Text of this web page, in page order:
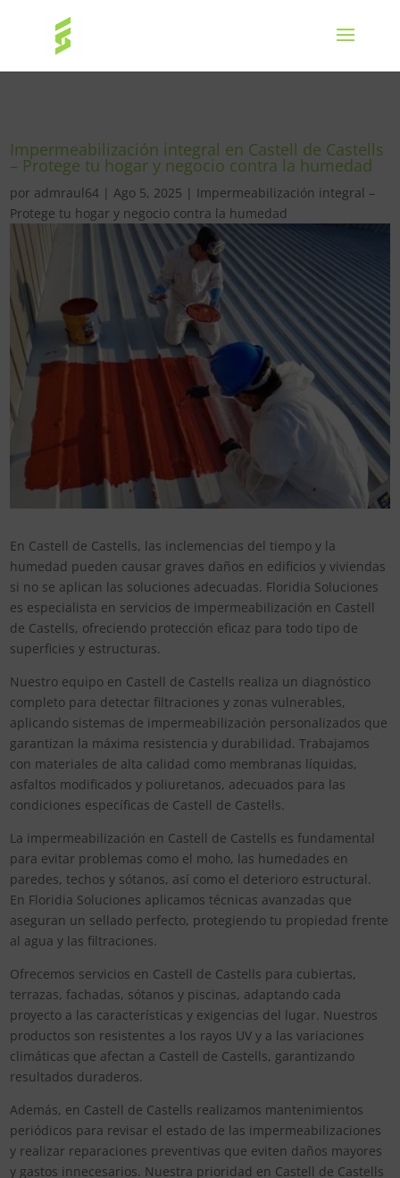
Impermeabilización integral en Castell de Castells
– Protege tu hogar y negocio contra la humedad
por admraul64 |Ago 5, 2025 | Impermeabilización integral –
Protege tu hogar y negocio contra la humedad
En Castell de Castells, las inclemencias del tiempo y la
humedad pueden causar graves daños en edificios y viviendas
si no se aplican las soluciones adecuadas. Floridia Soluciones
es especialista en servicios de impermeabilización en Castell
de Castells, ofreciendo protección eficaz para todo tipo de
superficies y estructuras.
Nuestro equipo en Castell de Castells realiza un diagnóstico
completo para detectar filtraciones y zonas vulnerables,
aplicando sistemas de impermeabilización personalizados que
garantizan la máxima resistencia y durabilidad. Trabajamos
con materiales de alta calidad como membranas líquidas,
asfaltos modificados y poliuretanos, adecuados para las
condiciones específicas de Castell de Castells.
La impermeabilización en Castell de Castells es fundamental
para evitar problemas como el moho, las humedades en
paredes, techos y sótanos, así como el deterioro estructural.
En Floridia Soluciones aplicamos técnicas avanzadas que
aseguran un sellado perfecto, protegiendo tu propiedad frente
al agua y las filtraciones.
Ofrecemos servicios en Castell de Castells para cubiertas,
terrazas, fachadas, sótanos y piscinas, adaptando cada
proyecto a las características y exigencias del lugar. Nuestros
productos son resistentes a los rayos UV y a las variaciones
climáticas que afectan a Castell de Castells, garantizando
resultados duraderos.
Además, en Castell de Castells realizamos mantenimientos
periódicos para revisar el estado de las impermeabilizaciones
y realizar reparaciones preventivas que eviten daños mayores
y gastos innecesarios. Nuestra prioridad en Castell de Castells